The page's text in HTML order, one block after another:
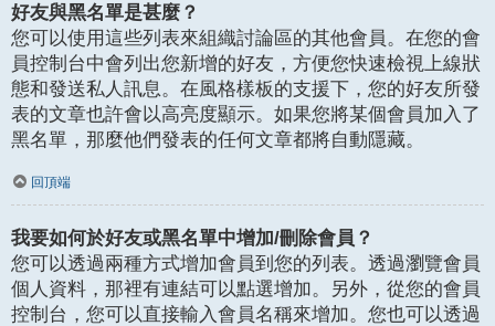
好友與黑名單是甚麼？
您可以使用這些列表來組織討論區的其他會員。在您的會
員控制台中會列出您新增的好友，方便您快速檢視上線狀
態和發送私人訊息。在風格樣板的支援下，您的好友所發
表的文章也許會以高亮度顯示。如果您將某個會員加入了
黑名單，那麼他們發表的任何文章都將自動隱藏。
回頂端
我要如何於好友或黑名單中增加/刪除會員？
您可以透過兩種方式增加會員到您的列表。透過瀏覽會員
個人資料，那裡有連結可以點選增加。另外，從您的會員
控制台，您可以直接輸入會員名稱來增加。您也可以透過